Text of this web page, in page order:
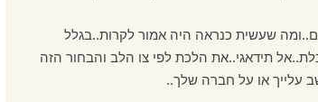
שעשית כנראה היה אמור לקרות..בגלל
תידאגי..את הלכת לפי צו הלב והבחור הזה
עלייך או על חברה שלך..